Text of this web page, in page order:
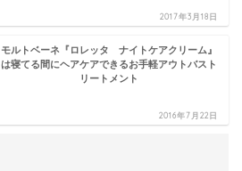
2017年3月18日
モルトベーネ『ロレッタ ナイトケアクリーム』
は寝てる間にヘアケアできるお手軽アウトバスト
リートメント
2016年7月22日